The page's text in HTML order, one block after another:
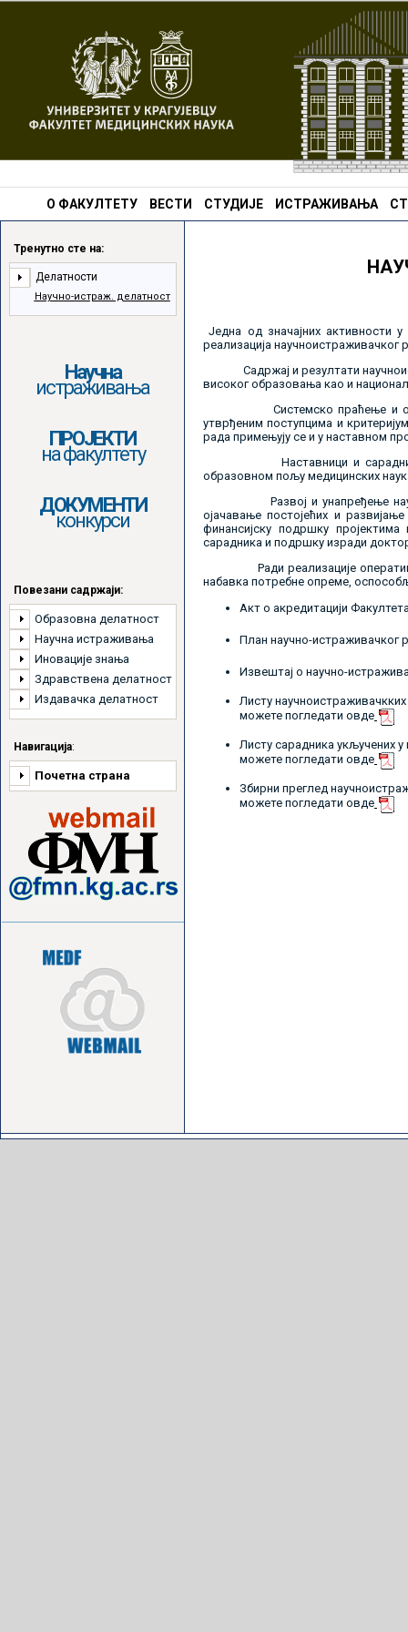
О ФАКУЛТЕТУ ВЕСТИ СТУДИЈЕ ИСТРАЖИВАЊА
Тренутно сте на:
Делатности
Научно-истраж. делатност
Научна
истраживања
ПРОЈЕКТИ
на факултету
ДОКУМЕНТИ
конкурси
Повезани садржаји:
Образовна делатност
Научна истраживања
Иновације знања
Здравствена делатност
Издавачка делатност
Навигација:
Почетна страна
Једна од значајних активности
реализација научноистраживачког
Садржај и резултати
високог образовања као и
Системско праћење и
утврђеним поступцима и
рада примењују се и у наставном
Наставници и сарадници
образовном пољу медицинских
Развој и унапређење
ојачавање постојећих и
финансијску подршку
сарадника и подршку изради
Ради реализације
набавка потребне опреме,
Акт о акредитацији
План научно-истраживачког
Извештај о научно-
Листу научноистраживачкких
можете погледати овде
Листу сарадника укључених
можете погледати овде
Збирни преглед
можете погледати овде